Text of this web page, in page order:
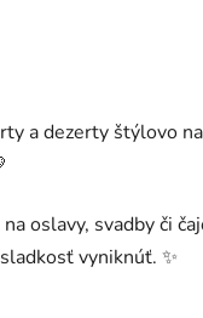
a dezerty štýlovo
oslavy, svadby či
vyniknúť. ✨